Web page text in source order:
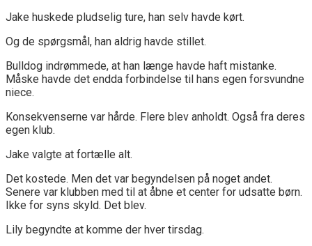
Jake huskede pludselig ture, han selv havde kørt.
Og de spørgsmål, han aldrig havde stillet.
Bulldog indrømmede, at han længe havde haft mistanke.
Måske havde det endda forbindelse til hans egen forsvundne
niece.
Konsekvenserne var hårde. Flere blev anholdt. Også fra deres
egen klub.
Jake valgte at fortælle alt.
Det kostede. Men det var begyndelsen på noget andet.
Senere var klubben med til at åbne et center for udsatte børn.
Ikke for syns skyld. Det blev.
Lily begyndte at komme der hver tirsdag.